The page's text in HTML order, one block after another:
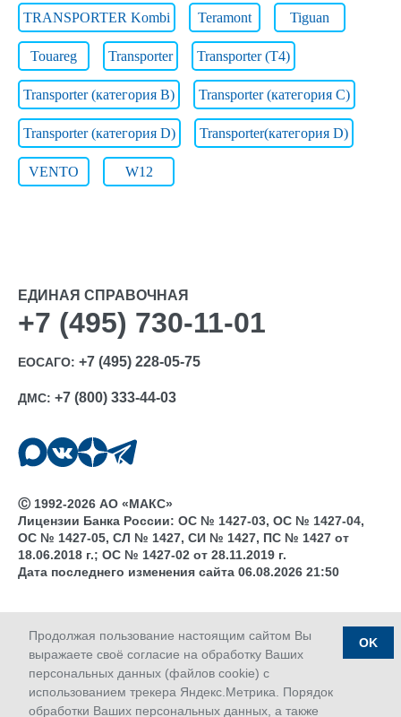
TRANSPORTER Kombi Teramont Tiguan
Touareg Transporter Transporter (T4)
Transporter (категория B) Transporter (категория C)
Transporter (категория D) Transporter(категория D)
VENTO W12
Продолжая пользование настоящим сайтом Вы
выражаете своё согласие на обработку Ваших
персональных данных (файлов cookie) с
использованием трекера Яндекс.Метрика. Порядок
обработки Ваших персональных данных, а также
OK
ЕДИНАЯ СПРАВОЧНАЯ
+7 (495) 730-11-01
ЕОСАГО: +7 (495) 228-05-75
ДМС: +7 (800) 333-44-03
Ⓒ 1992-2026 АО «МАКС»
Лицензии Банка России: ОС № 1427-03, ОС № 1427-04,
ОС № 1427-05, СЛ № 1427, СИ № 1427, ПС № 1427 от
18.06.2018 г.; ОС № 1427-02 от 28.11.2019 г.
Дата последнего изменения сайта 06.08.2026 21:50